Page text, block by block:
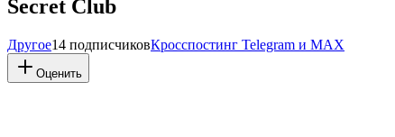
Secret Club
Другое14 подписчиковКросспостинг Telegram и MAX
Оценить